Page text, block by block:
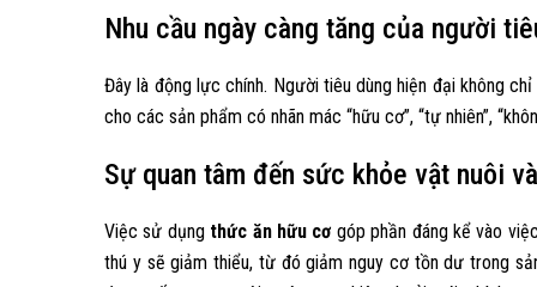
Nhu cầu ngày càng tăng của người
Đây là động lực chính. Người tiêu dùng hiện đại không
cho các sản phẩm có nhãn mác “hữu cơ”, “tự nhiên”,
Sự quan tâm đến sức khỏe vật nuôi
Việc sử dụng thức ăn hữu cơ góp phần đáng kể vào
thú y sẽ giảm thiểu, từ đó giảm nguy cơ tồn dư trong